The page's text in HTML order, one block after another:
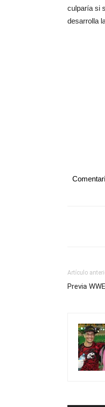
culparía si
desarrolla
Artículo
Previa